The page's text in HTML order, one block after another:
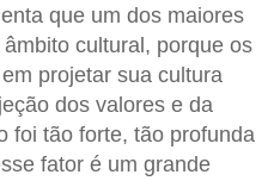
que um dos maiores
cultural, porque os
projetar sua cultura
dos valores e da
foi tão forte, tão profunda
fator é um grande